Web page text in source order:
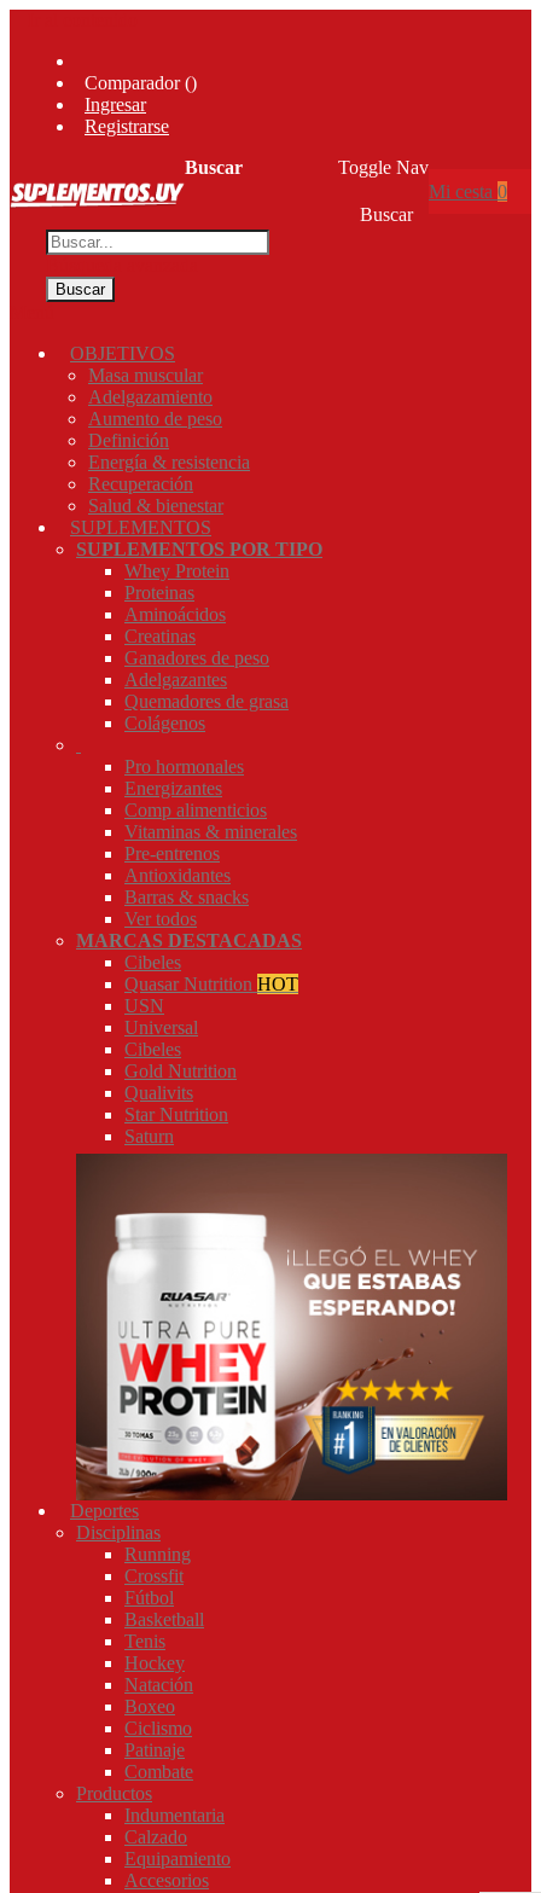
Comparador ()
Ingresar
Registrarse
Mi cesta 0
Toggle Nav
Buscar
Buscar
Buscar
OBJETIVOS
Masa muscular
Adelgazamiento
Aumento de peso
Definición
Energía & resistencia
Recuperación
Salud & bienestar
SUPLEMENTOS
SUPLEMENTOS POR TIPO
Whey Protein
Proteinas
Aminoácidos
Creatinas
Ganadores de peso
Adelgazantes
Quemadores de grasa
Colágenos
Pro hormonales
Energizantes
Comp alimenticios
Vitaminas & minerales
Pre-entrenos
Antioxidantes
Barras & snacks
Ver todos
MARCAS DESTACADAS
Cibeles
Quasar Nutrition HOT
USN
Universal
Cibeles
Gold Nutrition
Qualivits
Star Nutrition
Saturn
Deportes
Disciplinas
Running
Crossfit
Fútbol
Basketball
Tenis
Hockey
Natación
Boxeo
Ciclismo
Patinaje
Combate
Productos
Indumentaria
Calzado
Equipamiento
Accesorios